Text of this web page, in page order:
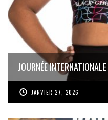
JOURNÉE
JANVIER 27, 2026